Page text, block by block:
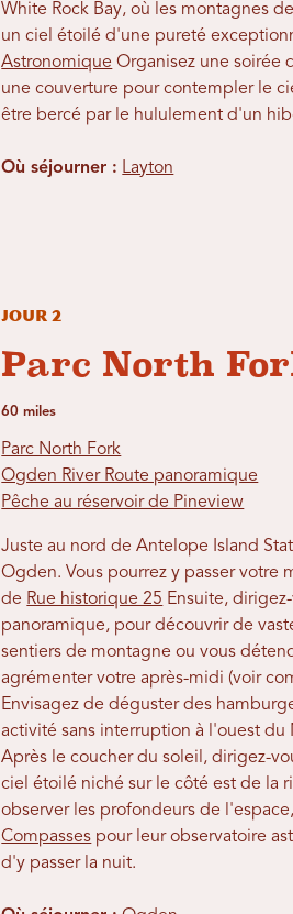
White Rock Bay, où les montagnes
un ciel étoilé d'une pureté
Astronomique Organisez une soirée
une couverture pour contempler le
être bercé par le hululement d'un
Où séjourner : Layton
Jour 2
Parc North
60 miles
Parc North Fork
Ogden River Route panoramique
Pêche au réservoir de Pineview
Juste au nord de Antelope Island
Ogden. Vous pourrez y passer votre
de Rue historique 25 Ensuite,
panoramique, pour découvrir de
sentiers de montagne ou vous
agrémenter votre après-midi (voir
Envisagez de déguster des
activité sans interruption à l'ouest du
Après le coucher du soleil, dirigez-
ciel étoilé niché sur le côté est de la
observer les profondeurs de
Compasses pour leur observatoire
d'y passer la nuit.